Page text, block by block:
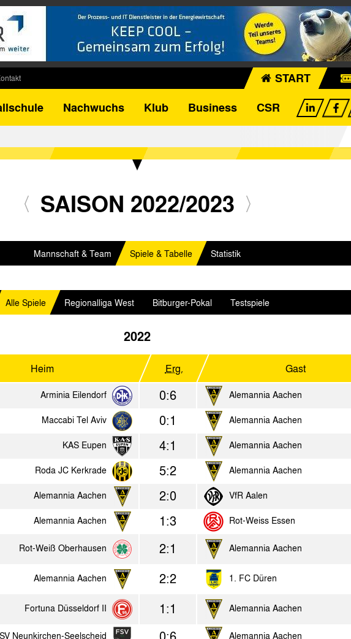
Pokal
START
Nachwuchs Klub Business CSR
SAISON 2022/2023
Mannschaft & Team Spiele & Tabelle Statistik
Alle Spiele Regionalliga West Bitburger-Pokal Testspiele
2022
Heim Erg. Gast
Arminia Eilendorf 0:6 Alemannia Aachen
Maccabi Tel Aviv 0:1 Alemannia Aachen
KAS Eupen 4:1 Alemannia Aachen
Roda JC Kerkrade 5:2 Alemannia Aachen
Alemannia Aachen 2:0 VfR Aalen
Alemannia Aachen 1:3 Rot-Weiss Essen
Rot-Weiß Oberhausen 2:1 Alemannia Aachen
Alemannia Aachen 2:2 1. FC Düren
Fortuna Düsseldorf II 1:1 Alemannia Aachen
Neunkirchen-Seelscheid Alemannia Aachen